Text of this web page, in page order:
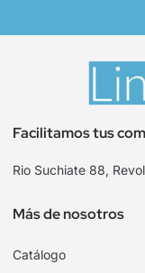
Facilitamos tus
Rio Suchiate 88,
Más de nosotros
Catálogo